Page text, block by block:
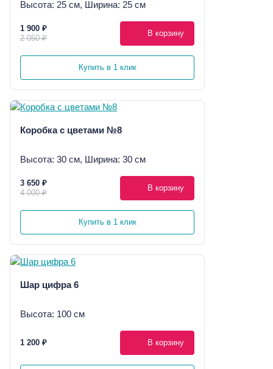
Высота: 25 см, Ширина: 25 см
1 900 ₽
2 050 ₽
В корзину
Купить в 1 клик
Коробка с цветами №8
Высота: 30 см, Ширина: 30 см
3 650 ₽
4 000 ₽
В корзину
Купить в 1 клик
Шар цифра 6
Высота: 100 см
1 200 ₽ В корзину